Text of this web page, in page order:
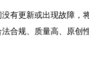
有更新或出现故障，
合规、质量高、原